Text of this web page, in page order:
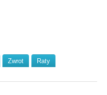
Zwrot
Raty